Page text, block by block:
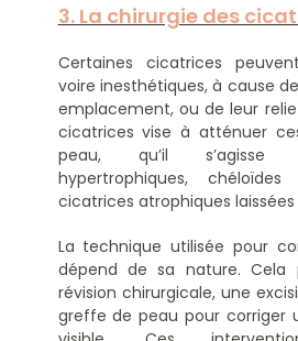
3. La chirurgie des
Certaines cicatrices
voire inesthétiques, à cause
emplacement, ou de leur
cicatrices vise à atténuer
peau, qu’il s’agisse
hypertrophiques,
cicatrices atrophiques laissées
La technique utilisée pour
dépend de sa nature. Cela
révision chirurgicale, une
greffe de peau pour corriger